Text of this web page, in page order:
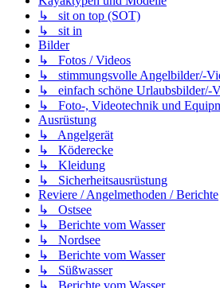
↳ sit on top (SOT)
↳ sit in
Bilder
↳ Fotos / Videos
↳ stimmungsvolle Angelbilder/-
↳ einfach schöne Urlaubsbilder/-
↳ Foto-, Videotechnik und
Ausrüstung
↳ Angelgerät
↳ Köderecke
↳ Kleidung
↳ Sicherheitsausrüstung
Reviere / Angelmethoden / Berichte
↳ Ostsee
↳ Berichte vom Wasser
↳ Nordsee
↳ Berichte vom Wasser
↳ Süßwasser
↳ Berichte vom Wasser